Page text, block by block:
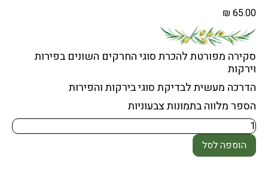
₪ 65.00
סקירה מפורטת להכרת סוגי החרקים השונים בפירות
וירקות
הדרכה מעשית לבדיקת סוגי בירקות והפירות
הספר מלווה בתמונות צבעוניות
הוספה לסל